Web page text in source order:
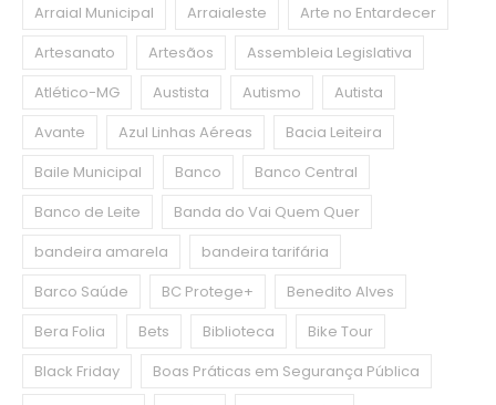
Arraial Municipal
Arraialeste
Arte no Entardecer
Artesanato
Artesãos
Assembleia Legislativa
Atlético-MG
Austista Autismo
Autista
Avante
Azul Linhas Aéreas
Bacia Leiteira
Baile Municipal
Banco
Banco Central
Banco de Leite
Banda do Vai Quem Quer
bandeira amarela
bandeira tarifária
Barco Saúde
BC Protege+
Benedito Alves
Bera Folia
Bets Biblioteca
Bike Tour
Black Friday
Boas Práticas em Segurança Pública